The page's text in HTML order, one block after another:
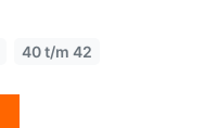
40 t/m 42